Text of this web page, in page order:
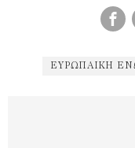
ΕΥΡΩΠΑΙΚΉ